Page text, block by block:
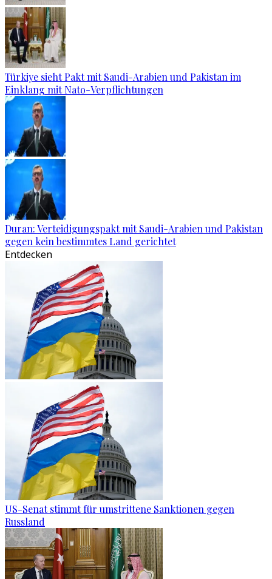
Türkiye sieht Pakt mit Saudi-Arabien und Pakistan im
Einklang mit Nato-Verpflichtungen
Duran: Verteidigungspakt mit Saudi-Arabien und Pakistan
gegen kein bestimmtes Land gerichtet
Entdecken
US-Senat stimmt für umstrittene Sanktionen gegen
Russland